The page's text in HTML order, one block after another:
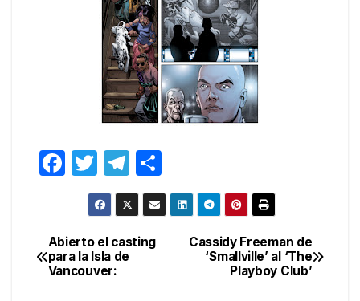
F
e
b
T
w
itt
er
T
el
e
gr
o
m
Navegación
de
Cassidy Freeman de
‘Smallville’ al ‘The
Playboy Club’
Abierto el casting
para la Isla de
Vancouver: